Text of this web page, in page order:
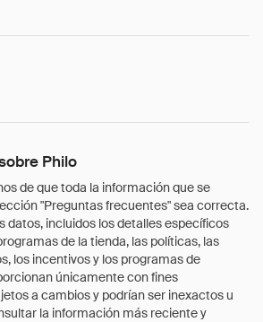
Philo
de que toda la información que se
"Preguntas frecuentes" sea correcta.
datos, incluidos los detalles específicos
de la tienda, las políticas, las
los incentivos y los programas de
únicamente con fines
a cambios y podrían ser inexactos u
la información más reciente y